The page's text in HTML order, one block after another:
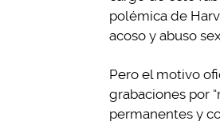
polémica de
acoso y abuso
Pero el motivo
grabaciones por
permanentes y